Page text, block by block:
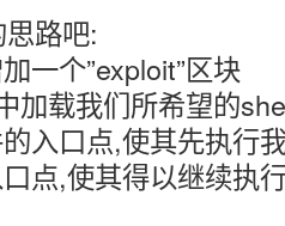
路吧:
一个”exploit”区块
加载我们所希望的
入口点,使其先执行
点,使其得以继续执